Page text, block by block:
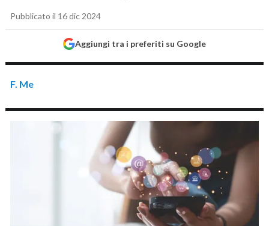
Pubblicato il 16 dic 2024
Aggiungi tra i preferiti su Google
F. Me